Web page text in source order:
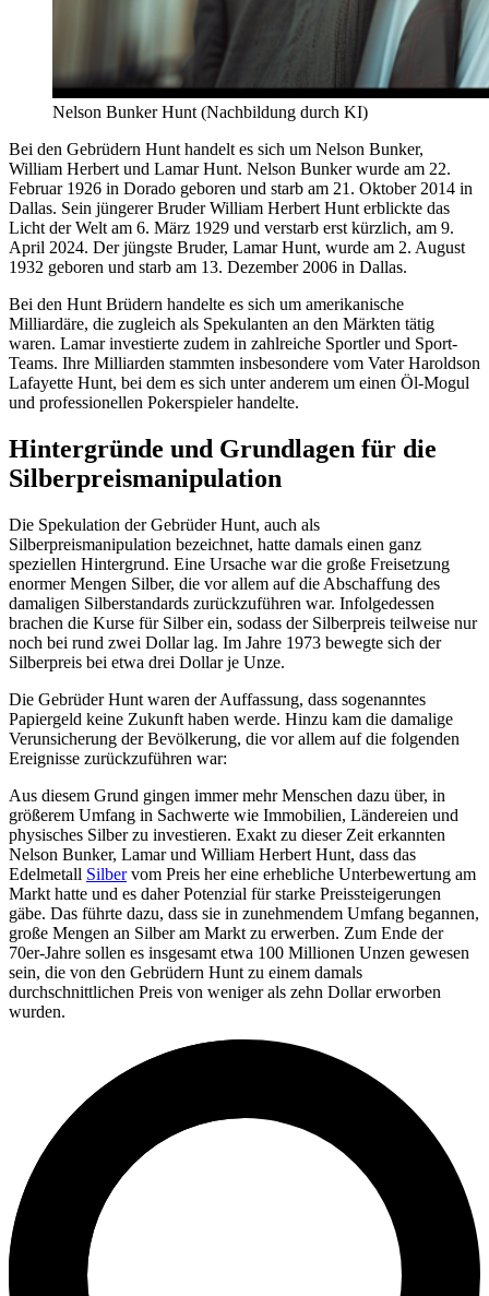
Nelson Bunker Hunt (Nachbildung durch KI)
Bei den Gebrüdern Hunt handelt es sich um Nelson Bunker,
William Herbert und Lamar Hunt. Nelson Bunker wurde am 22.
Februar 1926 in Dorado geboren und starb am 21. Oktober 2014 in
Dallas. Sein jüngerer Bruder William Herbert Hunt erblickte das
Licht der Welt am 6. März 1929 und verstarb erst kürzlich, am 9.
April 2024. Der jüngste Bruder, Lamar Hunt, wurde am 2. August
1932 geboren und starb am 13. Dezember 2006 in Dallas.
Bei den Hunt Brüdern handelte es sich um amerikanische
Milliardäre, die zugleich als Spekulanten an den Märkten tätig
waren. Lamar investierte zudem in zahlreiche Sportler und Sport-
Teams. Ihre Milliarden stammten insbesondere vom Vater Haroldson
Lafayette Hunt, bei dem es sich unter anderem um einen Öl-Mogul
und professionellen Pokerspieler handelte.
Hintergründe und Grundlagen für die
Silberpreismanipulation
Die Spekulation der Gebrüder Hunt, auch als
Silberpreismanipulation bezeichnet, hatte damals einen ganz
speziellen Hintergrund. Eine Ursache war die große Freisetzung
enormer Mengen Silber, die vor allem auf die Abschaffung des
damaligen Silberstandards zurückzuführen war. Infolgedessen
brachen die Kurse für Silber ein, sodass der Silberpreis teilweise nur
noch bei rund zwei Dollar lag. Im Jahre 1973 bewegte sich der
Silberpreis bei etwa drei Dollar je Unze.
Die Gebrüder Hunt waren der Auffassung, dass sogenanntes
Papiergeld keine Zukunft haben werde. Hinzu kam die damalige
Verunsicherung der Bevölkerung, die vor allem auf die folgenden
Ereignisse zurückzuführen war:
Aus diesem Grund gingen immer mehr Menschen dazu über, in
größerem Umfang in Sachwerte wie Immobilien, Ländereien und
physisches Silber zu investieren. Exakt zu dieser Zeit erkannten
Nelson Bunker, Lamar und William Herbert Hunt, dass das
Edelmetall Silbervom Preis her eine erhebliche Unterbewertung am
Markt hatte und es daher Potenzial für starke Preissteigerungen
gäbe. Das führte dazu, dass sie in zunehmendem Umfang begannen,
große Mengen an Silber am Markt zu erwerben. Zum Ende der
70er-Jahre sollen es insgesamt etwa 100 Millionen Unzen gewesen
sein, die von den Gebrüdern Hunt zu einem damals
durchschnittlichen Preis von weniger als zehn Dollar erworben
wurden.